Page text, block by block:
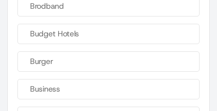
Brodband
Budget Hotels
Burger
Business